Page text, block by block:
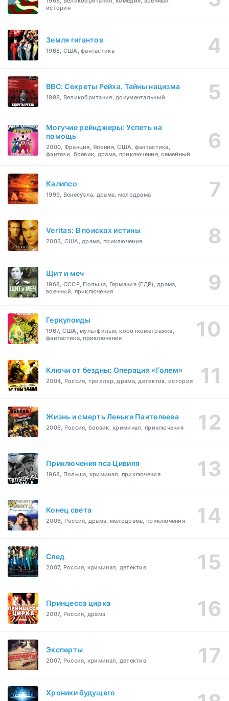
история
Земля гигантов
1968, США, фантастика
BBC: Секреты Рейха. Тайны нацизма
1998, Великобритания, документальный
Могучие рейнджеры: Успеть на
помощь
2000, Франция, Япония, США, фантастика,
фэнтези, боевик, драма, приключения, семейный
Калипсо
1999, Венесуэла, драма, мелодрама
Veritas: В поисках истины
2003, США, драма, приключения
Щит и меч
1968, СССР, Польша, Германия (ГДР), драма,
военный, приключения
Геркулоиды
1967, США, мультфильм, короткометражка,
фантастика, приключения
Ключи от бездны: Операция «Голем»
2004, Россия, триллер, драма, детектив, история
Жизнь и смерть Леньки Пантелеева
2006, Россия, боевик, криминал, приключения
Приключения пса Цивиля
1968, Польша, криминал, приключения
Конец света
2006, Россия, драма, мелодрама, приключения
След
2007, Россия, криминал, детектив
Принцесса цирка
2007, Россия, драма
Эксперты
2007, Россия, криминал, детектив
Хроники будущего